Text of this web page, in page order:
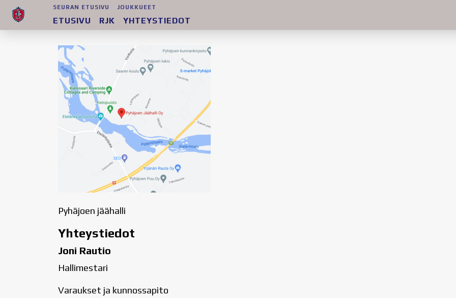
SEURAN ETUSIVU JOUKKUEET
ETUSIVU RJK YHTEYSTIEDOT
Pyhäjoen jäähalli
Yhteystiedot
Joni Rautio
Hallimestari
Varaukset ja kunnossapito